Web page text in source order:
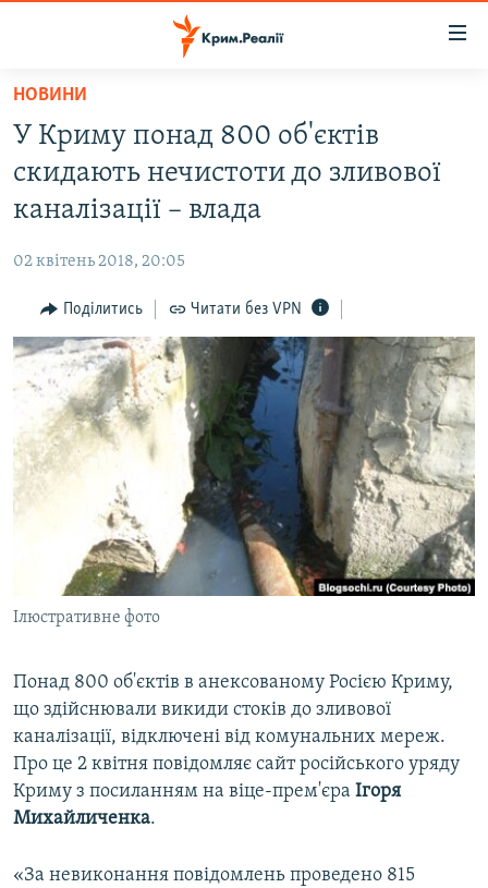
Перейти
основного
матеріалу
до
основної
Перейти
до
пошуку
ВОДА.КРИМ
ВІДЕО ТА ФОТО
БЛОГИ
ПОГЛЯД
ІНТЕРВ'Ю
ВСЕ ЗА ДЕНЬ
СПЕЦПРОЕКТИ
ДЕПОРТАЦІЯ
ВІДЕОУРОКИ «ELIFBE»
СВІДЧЕННЯ ОКУПАЦІЇ
УКРАЇНСЬКА ПРОБЛЕМА КРИМУ
ІНФОГРАФІКА
ЯК ОБІЙТИ БЛОКУВАННЯ
Qırımtatar
ДОЛУЧАЙСЯ!
Усі сайти RFE/RL
НОВИНИ
У Криму понад 800 об'єктів
скидають нечистоти до зливової
каналізації – влада
02 квітень 2018, 20:05
Поділитись Читати без VPN
Ілюстративне фото
Понад 800 об'єктів в анексованому Росією Криму,
що здійснювали викиди стоків до зливової
каналізації, відключені від комунальних мереж.
Про це 2 квітня повідомляє сайт російського уряду
Криму з посиланням на віце-прем'єра Ігоря
Михайличенка.
«За невиконання повідомлень проведено 815